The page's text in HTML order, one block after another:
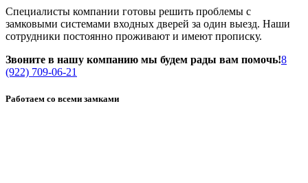
Специалисты компании готовы решить проблемы с
замковыми системами входных дверей за один выезд. Наши
сотрудники постоянно проживают и имеют прописку.
Звоните в нашу компанию мы будем рады вам помочь!8
(922) 709-06-21
Работаем со всеми замками